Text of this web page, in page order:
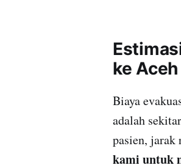
ke Aceh
Biaya
adalah sekitar
pasien, jarak
kami untuk